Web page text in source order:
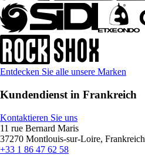
Entdecken Sie alle unsere Marken
Kundendienst in Frankreich
Kontaktieren Sie uns
11 rue Bernard Maris
37270 Montlouis-sur-Loire, Frankreich
+33 1 86 47 62 58